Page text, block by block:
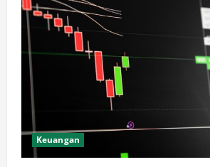
Keuangan